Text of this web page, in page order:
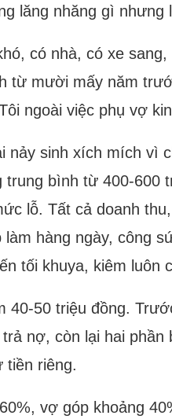
lăng nhăng gì nhưng
có nhà, có xe
từ mười mấy năm
ngoài việc phụ vợ
sinh xích mích vì
bình từ 400-
lỗ. Tất cả doanh
hàng ngày, công
tối khuya, kiêm luôn
40-50 triệu đồng.
nợ, còn lại hai
tiền riêng.
vợ góp khoảng